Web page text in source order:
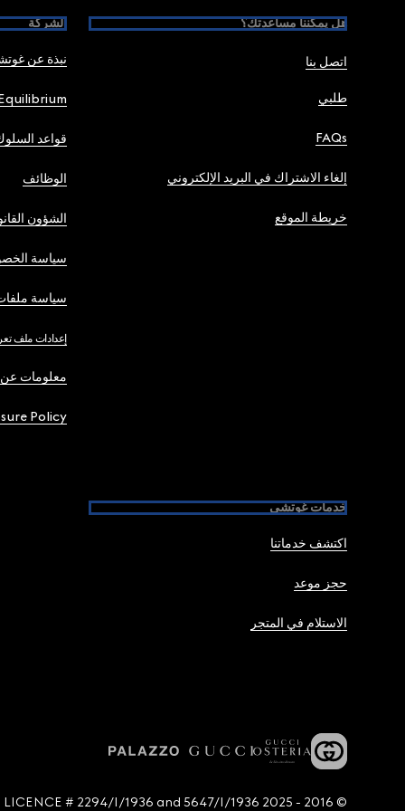
هل يمكننا مساعدتك؟
اتصل بنا
طلبي
FAQs
إلغاء الاشتراك في البريد الإلكتروني
خريطة الموقع
الشركة
نبذة عن
قواعد
الوظائف
الشؤون
سياسة
سياسة
إعدادات ملف
معلومات
Policy
خدمات غوتشي
اكتشف خدماتنا
حجز موعد
الاستلام في المتجر
© 2016 - 2025 Guccio Gucci S.p.A. - All rights reserved. SIAE LICENCE # 2294/I/1936 and 5647/I/1936